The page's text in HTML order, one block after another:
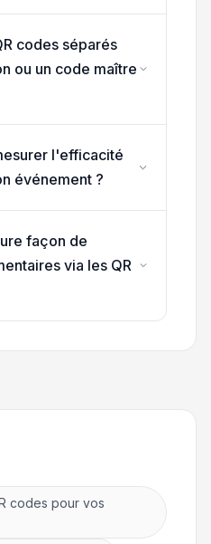
codes séparés
ou un code maître
l'efficacité
événement ?
façon de
via les QR
codes pour vos